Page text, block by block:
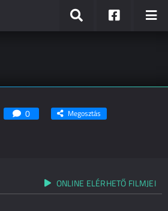
0 Megosztás
ONLINE ELÉRHETŐ FILMJEI